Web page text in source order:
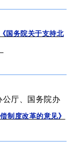
《国务院关于支持北
公厅、国务院办
制度改革的意见》